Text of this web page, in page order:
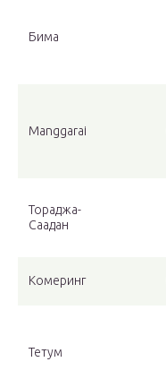
Бима
Manggarai
Тораджа-
Саадан
Комеринг
Тетум